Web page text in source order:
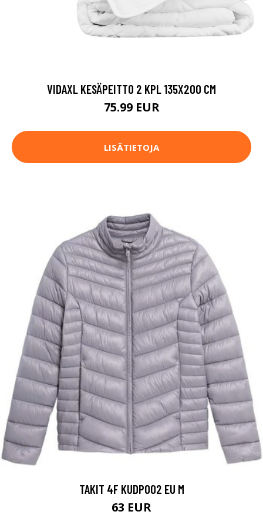
VIDAXL KESÄPEITTO 2 KPL 135X200 CM
75.99 EUR
LISÄTIETOJA
TAKIT 4F KUDP002 EU M
63 EUR